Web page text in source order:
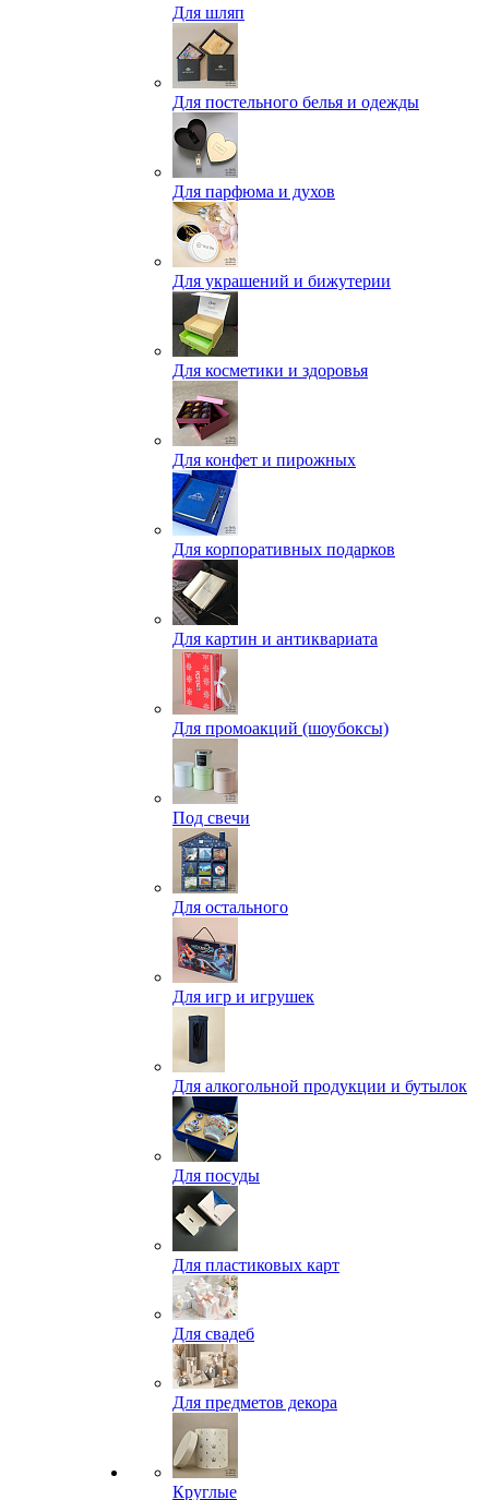
Для шляп
Для постельного белья и одежды
Для парфюма и духов
Для украшений и бижутерии
Для косметики и здоровья
Для конфет и пирожных
Для корпоративных подарков
Для картин и антиквариата
Для промоакций (шоубоксы)
Под свечи
Для остального
Для игр и игрушек
Для алкогольной продукции и бутылок
Для посуды
Для пластиковых карт
Для свадеб
Для предметов декора
Круглые